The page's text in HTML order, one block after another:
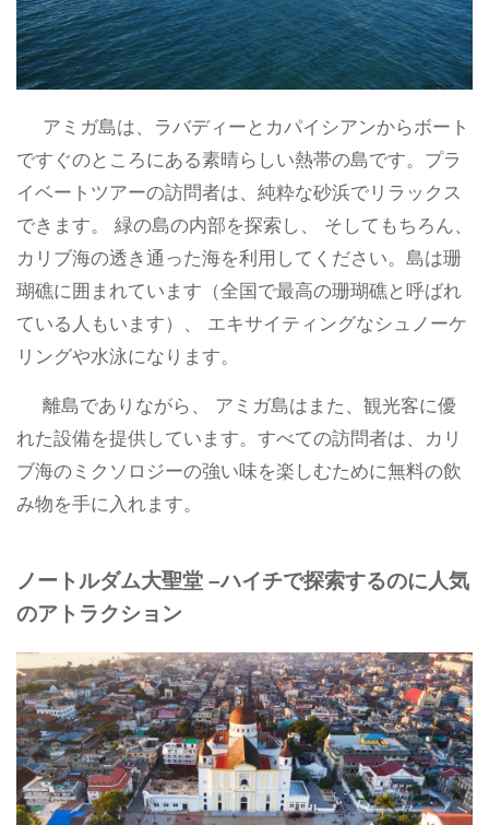
アミガ島は、ラバディーとカパイシアンからボート
ですぐのところにある素晴らしい熱帯の島です。プラ
イベートツアーの訪問者は、純粋な砂浜でリラックス
できます。 緑の島の内部を探索し、 そしてもちろん、
カリブ海の透き通った海を利用してください。島は珊
瑚礁に囲まれています（全国で最高の珊瑚礁と呼ばれ
ている人もいます）、 エキサイティングなシュノーケ
リングや水泳になります。
離島でありながら、 アミガ島はまた、観光客に優
れた設備を提供しています。すべての訪問者は、カリ
ブ海のミクソロジーの強い味を楽しむために無料の飲
み物を手に入れます。
ノートルダム大聖堂 –ハイチで探索するのに人気
のアトラクション